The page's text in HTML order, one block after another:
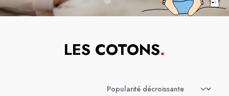
LES COTONS.